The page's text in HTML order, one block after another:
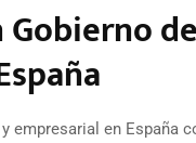
empresarial en España